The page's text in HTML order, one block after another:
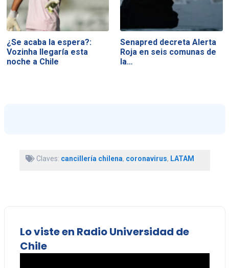
¿Se acaba la espera?:
Vozinha llegaría esta
noche a Chile
Senapred decreta Alerta
Roja en seis comunas de
la…
Claves: cancillería chilena, coronavirus, LATAM
Lo viste en Radio Universidad de
Chile